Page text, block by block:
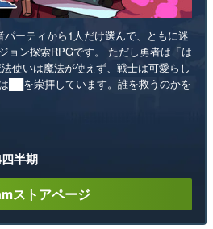
パーティから1人だけ選んで、ともに迷
ョン探索RPGです。 ただし勇者は「は
使いは魔法が使えず、戦士は可愛らし
██を崇拝しています。誰を救うのかを
半期
ストアページ